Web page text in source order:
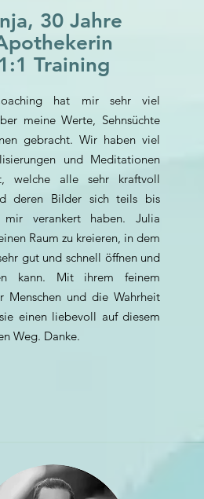
30 Jahre
1:1 Training
hat mir sehr viel
meine Werte, Sehnsüchte
gebracht. Wir haben viel
und Meditationen
welche alle sehr kraftvoll
deren Bilder sich teils bis
verankert haben. Julia
Raum zu kreieren, in dem
gut und schnell öffnen und
kann. Mit ihrem feinem
Menschen und die Wahrheit
einen liebevoll auf diesem
Weg. Danke.